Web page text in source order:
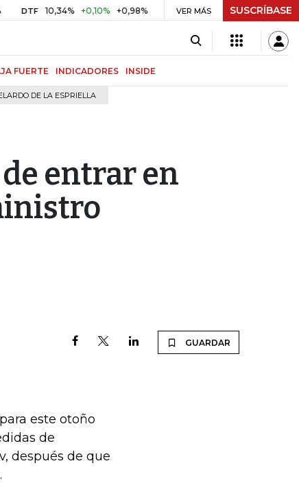
10,34% +0,10% +0,98% UVR $ 416,91 +$ 0,05 +0,01%
VER MÁS SUSCRÍBASE
FUERTE INDICADORES INSIDE
DE LA ESPRIELLA
entrar en
GUARDAR
este otoño
de
después de que